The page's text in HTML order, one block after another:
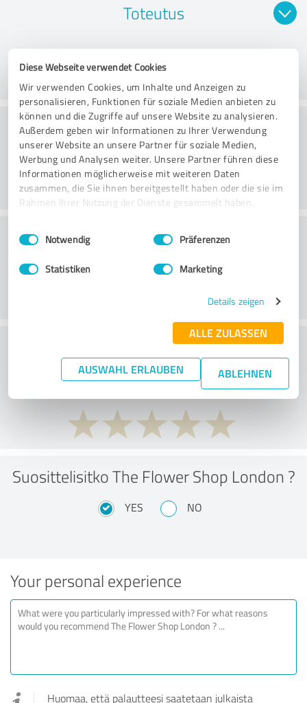
Diese Webseite verwendet Cookies
Wir verwenden Cookies, um Inhalte und Anzeigen zu
personalisieren, Funktionen für soziale Medien anbieten zu
können und die Zugriffe auf unsere Website zu analysieren.
Außerdem geben wir Informationen zu Ihrer Verwendung
unserer Website an unsere Partner für soziale Medien,
Werbung und Analysen weiter. Unsere Partner führen diese
Informationen möglicherweise mit weiteren Daten
zusammen, die Sie ihnen bereitgestellt haben oder die sie im
Rahmen Ihrer Nutzung der Dienste gesammelt haben.
Impressum Datenschutzbestimmungen
Einwilligungsauswahl
Notwendig Präferenzen
Statistiken Marketing
Details zeigen
ALLE ZULASSEN
AUSWAHL ERLAUBEN ABLEHNEN
Toteutus
Konsultointi
Asiakaspalvelu
What do you think of the price to
performance ratio?
Suosittelisitko The Flower Shop London ?
YES NO
Your personal experience
Huomaa, että palautteesi saatetaan julkaista